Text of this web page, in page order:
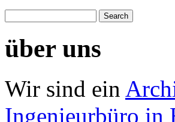
über uns
Wir sind ein
Ingenieurbüro in